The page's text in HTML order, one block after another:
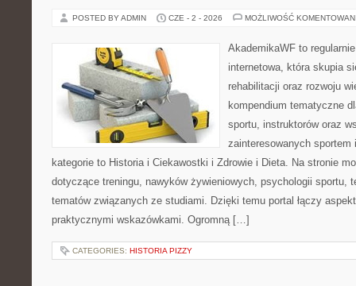
POSTED BY ADMIN CZE - 2 - 2026 MOŻLIWOŚĆ
AkademikaWF to
internetowa, która skupia
rehabilitacji oraz rozwoju
kompendium tematyczne
sportu, instruktorów oraz
zainteresowanych sportem
kategorie to Historia i Ciekawostki i Zdrowie i Dieta. Na stronie
dotyczące treningu, nawyków żywieniowych, psychologii sportu,
tematów związanych ze studiami. Dzięki temu portal łączy
praktycznymi wskazówkami. Ogromną […]
CATEGORIES: HISTORIA PIZZY